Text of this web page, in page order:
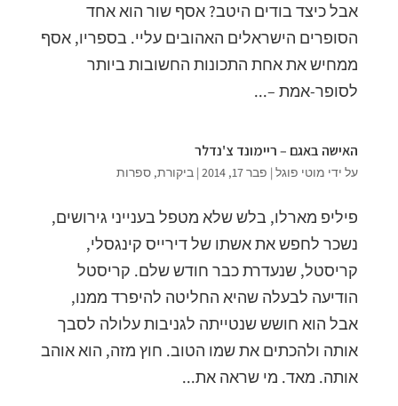
אבל כיצד בודים היטב? אסף שור הוא אחד
הסופרים הישראלים האהובים עליי. בספריו, אסף
ממחיש את אחת התכונות החשובות ביותר
לסופר-אמת –...
האישה באגם – ריימונד צ'נדלר
על ידי מוטי פוגל| פבר 17, 2014 | ביקורת, ספרות
פיליפ מארלו, בלש שלא מטפל בענייני גירושים,
נשכר לחפש את אשתו של דירייס קינגסלי,
קריסטל, שנעדרת כבר חודש שלם. קריסטל
הודיעה לבעלה שהיא החליטה להיפרד ממנו,
אבל הוא חושש שנטייתה לגניבות עלולה לסבך
אותה ולהכתים את שמו הטוב. חוץ מזה, הוא אוהב
אותה. מאד. מי שראה את...